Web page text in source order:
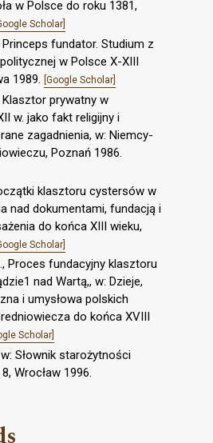
w Polsce do roku 1381,
Scholar]
Princeps fundator. Studium z
w Polsce X-XIII
1989. [Google Scholar]
Klasztor prywatny w
w. jako fakt religijny i
zagadnienia, w: Niemcy-
Poznań 1986.
klasztoru cystersów w
nad dokumentami, fundacją i
do końca XIII wieku,
Scholar]
Proces fundacyjny klasztoru
nad Wartą,, w: Dzieje,
i umysłowa polskich
do końca XVIII
Scholar]
Słownik starożytności
Wrocław 1996.